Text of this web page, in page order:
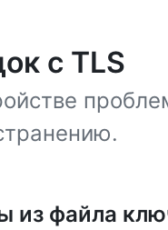
с TLS
из файла